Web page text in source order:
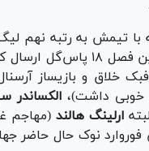
با تیمش به رتبه نهم
است)،
خلاق و بازیساز
خوبی داشت)، الکساندر
ارلینگ هالند
فوروارد نوک حال حاضر